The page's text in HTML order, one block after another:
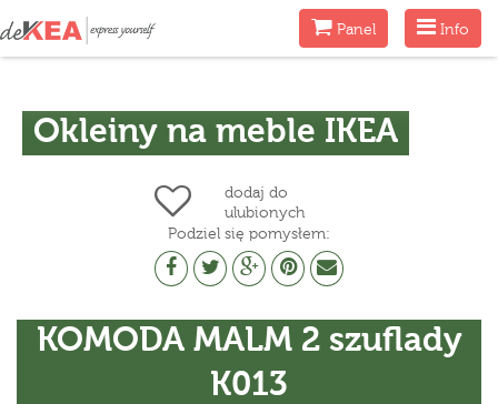
Menu
Info
MenuPanel
Okleiny na meble IKEA
dodaj do
ulubionych
Podziel się pomysłem:
KOMODA MALM 2 szuflady
K013